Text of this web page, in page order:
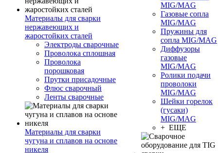
Материалы для сварки
нержавеющих и
жаростойких сталей
Электроды сварочные
Проволока сплошная
Проволока
порошковая
Прутки присадочные
Флюс сварочный
Ленты сварочные
Материалы для сварки
чугуна и сплавов на основе
никеля
MIG/MAG
Газовые сопла
MIG/MAG
Пружины для
сопла MIG/MAG
Диффузоры
газовые
MIG/MAG
Ролики подачи
проволоки
MIG/MAG
Шейки горелок
(гусаки)
MIG/MAG
+ ЕЩЕ